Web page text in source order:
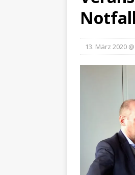
13. März 2020